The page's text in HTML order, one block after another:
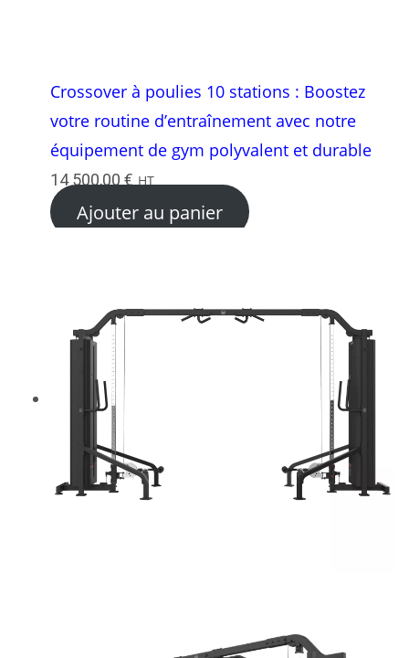
Crossover à poulies 10 stations : Boostez
votre routine d’entraînement avec notre
équipement de gym polyvalent et durable
14 500,00 € HT
Ajouter au panier